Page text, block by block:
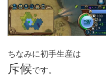
ちなみに初手生産は
斥候です。